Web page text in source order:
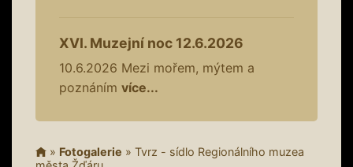
XVI. Muzejní noc 12.6.2026
10.6.2026 Mezi mořem, mýtem a
poznáním více...
» Fotogalerie » Tvrz - sídlo Regionálního muzea